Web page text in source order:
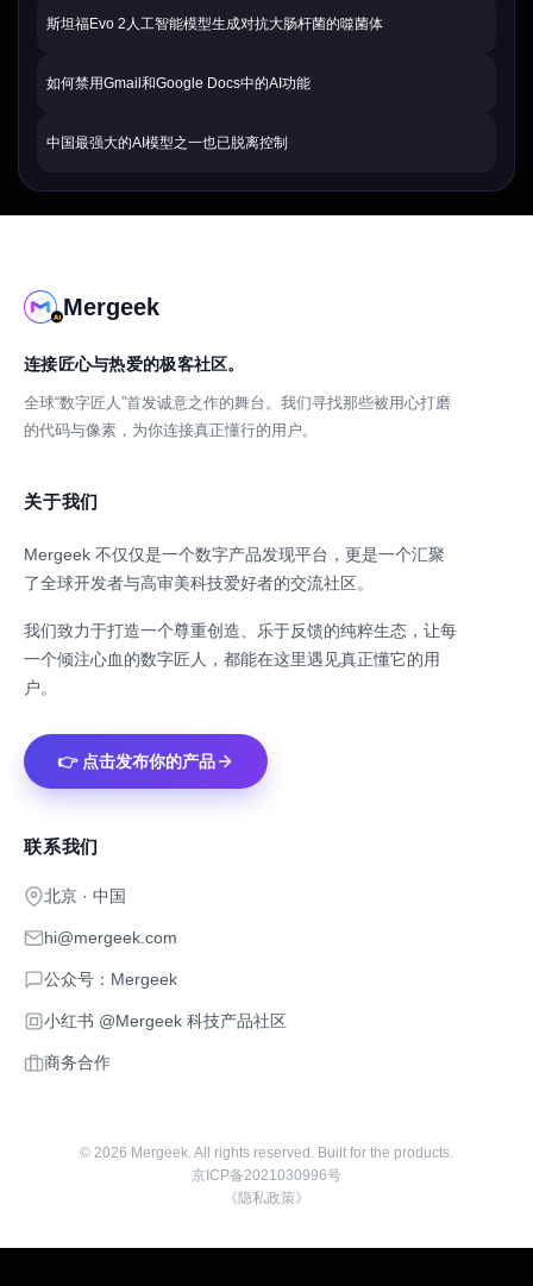
斯坦福Evo 2人工智能模型生成对抗大肠杆菌的噬菌体
如何禁用Gmail和Google Docs中的AI功能
中国最强大的AI模型之一也已脱离控制
Mergeek
连接匠心与热爱的极客社区。
全球“数字匠人”首发诚意之作的舞台。我们寻找那些被用心打磨
的代码与像素，为你连接真正懂行的用户。
关于我们
Mergeek 不仅仅是一个数字产品发现平台，更是一个汇聚
了全球开发者与高审美科技爱好者的交流社区。
我们致力于打造一个尊重创造、乐于反馈的纯粹生态，让每
一个倾注心血的数字匠人，都能在这里遇见真正懂它的用
户。
👉 点击发布你的产品
联系我们
北京 · 中国
hi@mergeek.com
公众号：Mergeek
小红书 @Mergeek 科技产品社区
商务合作
© 2026 Mergeek. All rights reserved. Built for the products.
京ICP备2021030996号
《隐私政策》